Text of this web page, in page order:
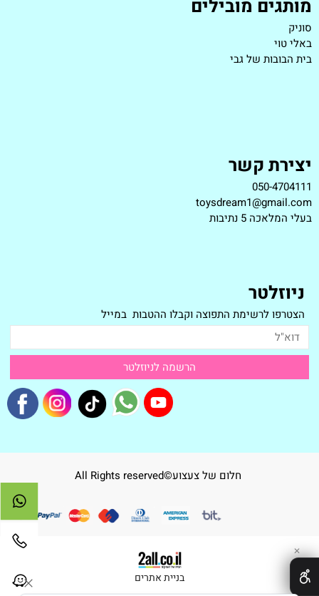
מותגים מובילים
סוניק
באלי טוי
בית הבובות של גבי
יצירת קשר
050-4704111
toysdream1@gmail.com
בעלי המלאכה 5 נתיבות
ניוזלטר
הצטרפו לרשימת התפוצה וקבלו ההטבות במייל
חלום של צעצוע©All Rights reserved
בניית אתרים
✕